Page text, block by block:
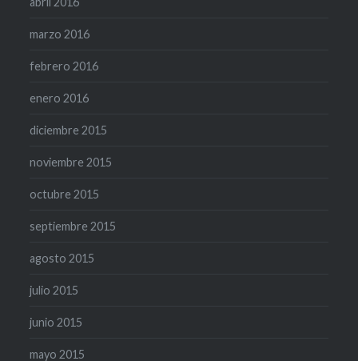
marzo 2016
febrero 2016
enero 2016
diciembre 2015
noviembre 2015
octubre 2015
septiembre 2015
agosto 2015
julio 2015
junio 2015
mayo 2015